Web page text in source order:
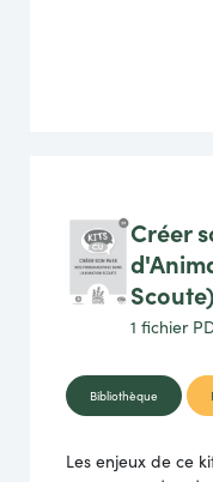
Créer
Scoute)
1 fichier
Bibliothèque
Les enjeux de ce